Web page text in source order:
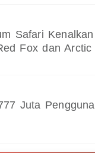
Safari Kenalkan
Fox dan Arctic
Juta Pengguna